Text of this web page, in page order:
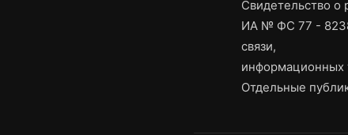
Свидетельство
ИА № ФС 77 -
связи,
информационных
Отдельные